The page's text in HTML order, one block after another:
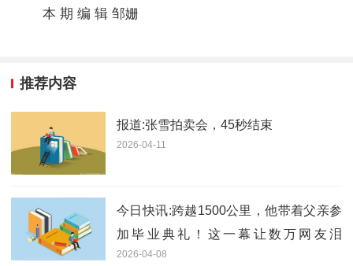
本 期 编 辑 邹姗
推荐内容
报道:张雪拍卖会，45秒结束
2026-04-11
今日快讯:跨越1500公里，他带着父亲参
加毕业典礼！这一幕让数万网友泪
目……
2026-04-08